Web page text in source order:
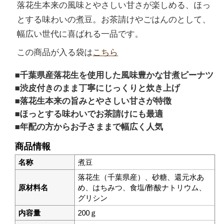
落花生本来の風味とやさしい甘さが楽しめる、ほっ
とする味わいの煮豆。お茶請けやごはんのとして、
幅広い世代に喜ばれる一品です。
この商品が入る袋はこちら
千葉県産落花生を使用した風味豊かな甘煮ピーナツ
渋皮付きのまま丁寧にじっくりと炊き上げ
落花生本来の旨みとやさしい甘さが特徴
ほっとする味わいでお茶請けにも最適
年配の方からお子さままで幅広く人気
商品情報
名称 煮豆
原材料名
落花生（千葉県産）、砂糖、還元水あ
め、はちみつ、食塩/酢酸ナトリウム、
グリシン
内容量
200ｇ